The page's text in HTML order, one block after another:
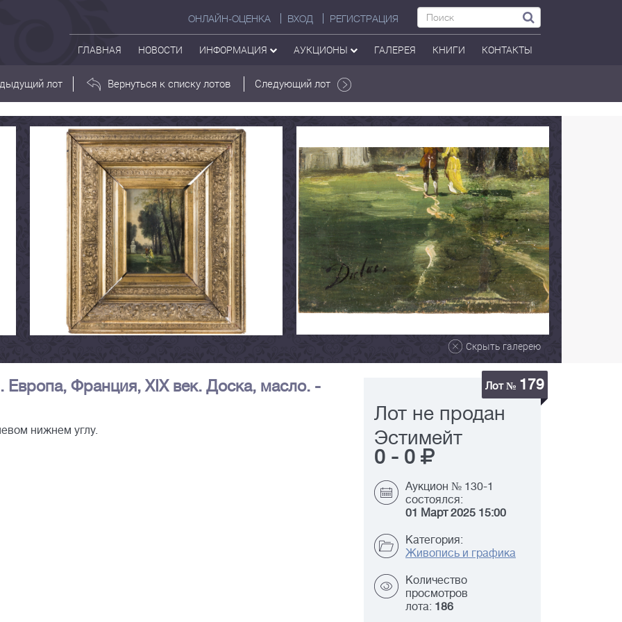
ОНЛАЙН-ОЦЕНКА ВХОД РЕГИСТРАЦИЯ
ГЛАВНАЯ НОВОСТИ ИНФОРМАЦИЯ АУКЦИОНЫ ГАЛЕРЕЯ КНИГИ КОНТАКТЫ
лот Вернуться к списку лотов Следующий лот
Скрыть галерею
Франция, XIX век. Доска, масло. -
нижнем углу.
Лот № 179
Лот не продан
Эстимейт
0 - 0
Аукцион № 130-1
состоялся:
01 Март 2025 15:00
Категория:
Живопись и графика
Количество
просмотров
лота: 186